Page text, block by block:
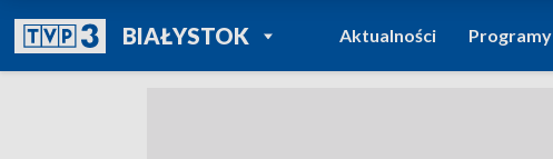
BIAŁYSTOKPOWRÓT DO
TVP REGIONY
Aktualności Programy